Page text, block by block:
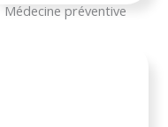
Médecine préventive